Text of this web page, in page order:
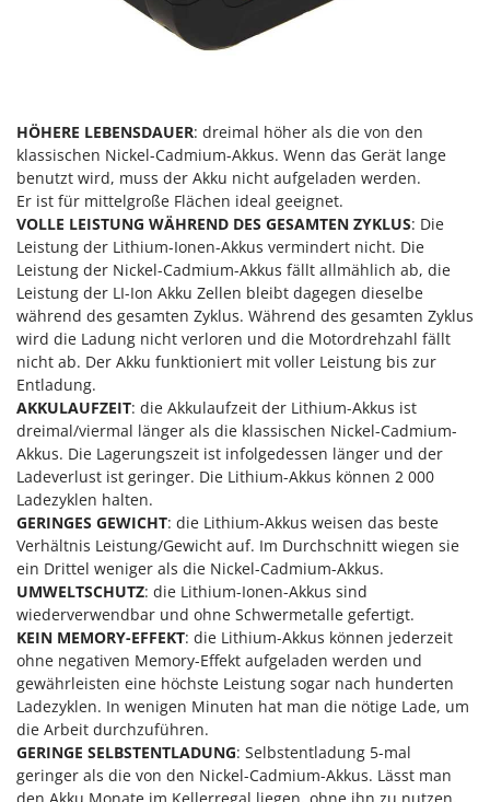
HÖHERE LEBENSDAUER: dreimal höher als die von den
klassischen Nickel-Cadmium-Akkus. Wenn das Gerät lange
benutzt wird, muss der Akku nicht aufgeladen werden.
Er ist für mittelgroße Flächen ideal geeignet.
VOLLE LEISTUNG WÄHREND DES GESAMTEN ZYKLUS: Die
Leistung der Lithium-Ionen-Akkus vermindert nicht. Die
Leistung der Nickel-Cadmium-Akkus fällt allmählich ab, die
Leistung der LI-Ion Akku Zellen bleibt dagegen dieselbe
während des gesamten Zyklus. Während des gesamten Zyklus
wird die Ladung nicht verloren und die Motordrehzahl fällt
nicht ab. Der Akku funktioniert mit voller Leistung bis zur
Entladung.
AKKULAUFZEIT: die Akkulaufzeit der Lithium-Akkus ist
dreimal/viermal länger als die klassischen Nickel-Cadmium-
Akkus. Die Lagerungszeit ist infolgedessen länger und der
Ladeverlust ist geringer. Die Lithium-Akkus können 2 000
Ladezyklen halten.
GERINGES GEWICHT: die Lithium-Akkus weisen das beste
Verhältnis Leistung/Gewicht auf. Im Durchschnitt wiegen sie
ein Drittel weniger als die Nickel-Cadmium-Akkus.
UMWELTSCHUTZ: die Lithium-Ionen-Akkus sind
wiederverwendbar und ohne Schwermetalle gefertigt.
KEIN MEMORY-EFFEKT: die Lithium-Akkus können jederzeit
ohne negativen Memory-Effekt aufgeladen werden und
gewährleisten eine höchste Leistung sogar nach hunderten
Ladezyklen. In wenigen Minuten hat man die nötige Lade, um
die Arbeit durchzuführen.
GERINGE SELBSTENTLADUNG: Selbstentladung 5-mal
geringer als die von den Nickel-Cadmium-Akkus. Lässt man
den Akku Monate im Kellerregal liegen, ohne ihn zu nutzen,